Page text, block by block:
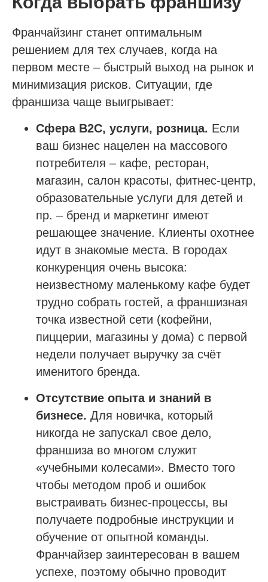
Франчайзинг станет оптимальным
решением для тех случаев, когда на
первом месте – быстрый выход на рынок и
минимизация рисков. Ситуации, где
франшиза чаще выигрывает:
Сфера B2C, услуги, розница. Если
ваш бизнес нацелен на массового
потребителя – кафе, ресторан,
магазин, салон красоты, фитнес-центр,
образовательные услуги для детей и
пр. – бренд и маркетинг имеют
решающее значение. Клиенты охотнее
идут в знакомые места. В городах
конкуренция очень высока:
неизвестному маленькому кафе будет
трудно собрать гостей, а франшизная
точка известной сети (кофейни,
пиццерии, магазины у дома) с первой
недели получает выручку за счёт
именитого бренда.
Отсутствие опыта и знаний в
бизнесе. Для новичка, который
никогда не запускал свое дело,
франшиза во многом служит
«учебными колесами». Вместо того
чтобы методом проб и ошибок
выстраивать бизнес-процессы, вы
получаете подробные инструкции и
обучение от опытной команды.
Франчайзер заинтересован в вашем
успехе, поэтому обычно проводит
Получить бесплатную консультацию
© 2013-2026 Все права защищены
ИНН 110502949715 ОГРНИП 319470400025151
Политика конфиденциальности
Согласие на рекламную рассылку
О компании
Гарантии
Наша команда
Вопросы
Контакты
Лицензии
Лицензия на лом металлов
Лицензия Минкультуры
Лицензия МЧС